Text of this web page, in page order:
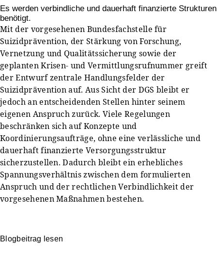
Es werden verbindliche und dauerhaft finanzierte Strukturen
benötigt.
Mit der vorgesehenen Bundesfachstelle für
Suizidprävention, der Stärkung von Forschung,
Vernetzung und Qualitätssicherung sowie der
geplanten Krisen- und Vermittlungsrufnummer greift
der Entwurf zentrale Handlungsfelder der
Suizidprävention auf. Aus Sicht der DGS bleibt er
jedoch an entscheidenden Stellen hinter seinem
eigenen Anspruch zurück. Viele Regelungen
beschränken sich auf Konzepte und
Koordinierungsaufträge, ohne eine verlässliche und
dauerhaft finanzierte Versorgungsstruktur
sicherzustellen. Dadurch bleibt ein erhebliches
Spannungsverhältnis zwischen dem formulierten
Anspruch und der rechtlichen Verbindlichkeit der
vorgesehenen Maßnahmen bestehen.
Blogbeitrag lesen